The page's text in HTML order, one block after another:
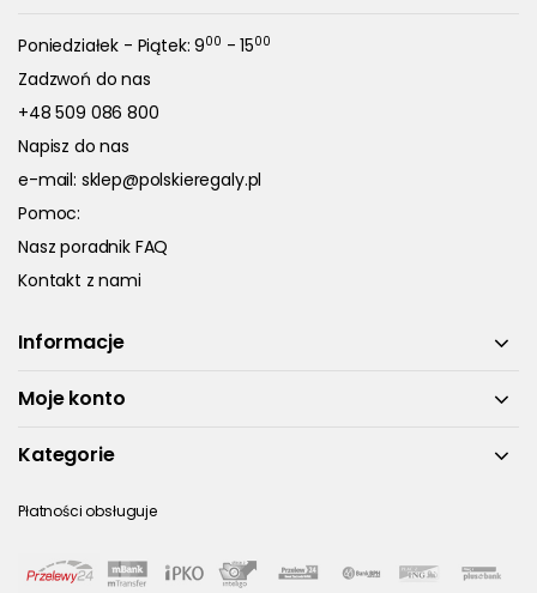
Poniedziałek - Piątek: 900 - 1500
Zadzwoń do nas
+48 509 086 800
Napisz do nas
e-mail: sklep@polskieregaly.pl
Pomoc:
Nasz poradnik FAQ
Kontakt z nami
Informacje
Moje konto
Kategorie
Płatności obsługuje